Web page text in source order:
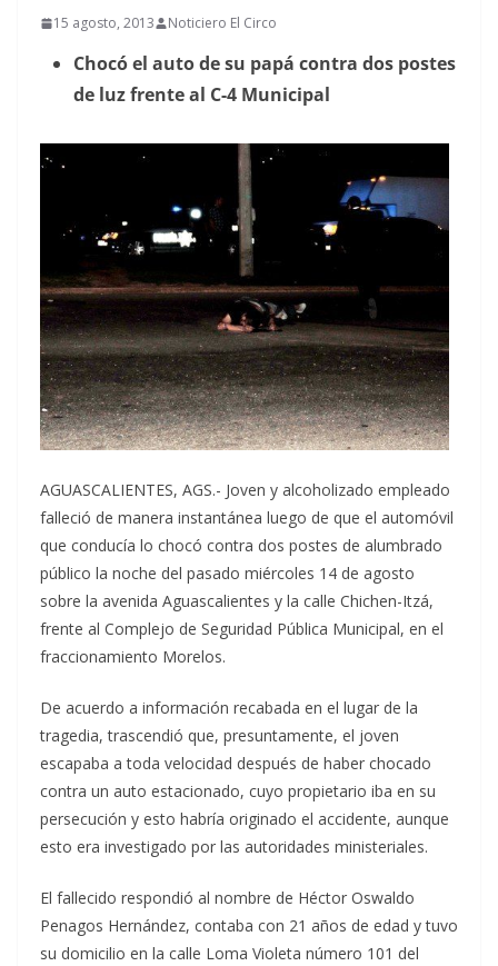
15 agosto, 2013 Noticiero El Circo
Chocó el auto de su papá contra dos postes
de luz frente al C-4 Municipal
AGUASCALIENTES, AGS.- Joven y alcoholizado empleado
falleció de manera instantánea luego de que el automóvil
que conducía lo chocó contra dos postes de alumbrado
público la noche del pasado miércoles 14 de agosto
sobre la avenida Aguascalientes y la calle Chichen-Itzá,
frente al Complejo de Seguridad Pública Municipal, en el
fraccionamiento Morelos.
De acuerdo a información recabada en el lugar de la
tragedia, trascendió que, presuntamente, el joven
escapaba a toda velocidad después de haber chocado
contra un auto estacionado, cuyo propietario iba en su
persecución y esto habría originado el accidente, aunque
esto era investigado por las autoridades ministeriales.
El fallecido respondió al nombre de Héctor Oswaldo
Penagos Hernández, contaba con 21 años de edad y tuvo
su domicilio en la calle Loma Violeta número 101 del